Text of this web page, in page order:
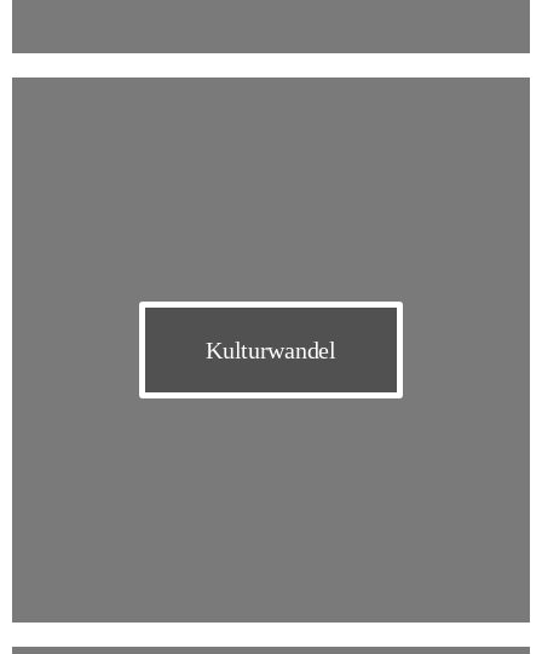
Kulturwandel